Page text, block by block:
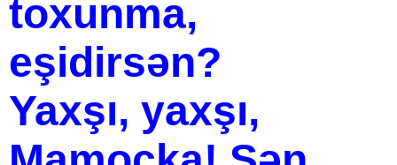
toxunma,
eşidirsən?
Yaxşı, yaxşı,